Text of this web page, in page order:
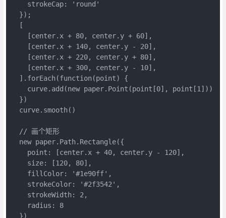
    strokeCap: 'round'
  });
  [
    [center.x + 80, center.y + 60],
    [center.x + 140, center.y - 20],
    [center.x + 220, center.y + 80],
    [center.x + 300, center.y - 10],
  ].forEach(function(point) {
    curve.add(new paper.Point(point[0], point[1]))
  })
  curve.smooth()
  // 画个矩形
  new paper.Path.Rectangle({
    point: [center.x + 40, center.y - 120],
    size: [120, 80],
    fillColor: '#1e90ff',
    strokeColor: '#2f3542',
    strokeWidth: 2,
    radius: 8
  })